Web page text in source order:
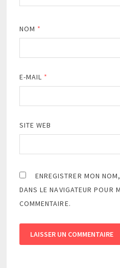
NOM *
E-MAIL *
SITE WEB
ENREGISTRER MON
DANS LE NAVIGATEUR POUR
COMMENTAIRE.